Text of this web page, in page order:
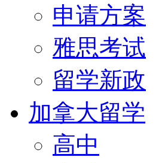
申请方案
雅思考试
留学新政
加拿大留学
高中